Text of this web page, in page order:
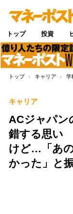
トップ 投資
トップ キャリア 学
キャリア
ACジャパン
錯する思い
けど…「あ
かった」と